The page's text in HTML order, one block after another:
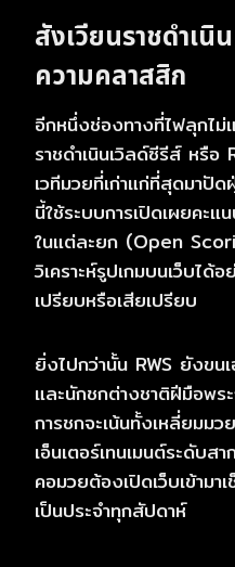
สังเวียนราชดำเนิ
ความคลาสสิก
อีกหนึ่งช่องทางที่ไฟลุกไม่
ราชดำเนินเวิลด์ซีรีส์ หรือ
เวทีมวยที่เก่าแก่ที่สุดมาปั
นี้ใช้ระบบการเปิดเผยคะ
ในแต่ละยก (Open
วิเคราะห์รูปเกมบนเว็บได้
เปรียบหรือเสียเปรียบ
ยิ่งไปกว่านั้น RWS ยังขน
และนักชกต่างชาติฝีมือพร
การชกจะเน้นทั้งเหลี่ยมม
เอ็นเตอร์เทนเมนต์ระดับ
คอมวยต้องเปิดเว็บเข้ามา
เป็นประจำทุกสัปดาห์